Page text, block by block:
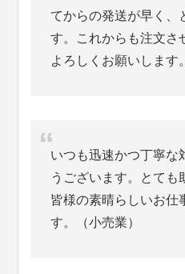
てからの発送が早く、
す。これからも注文さ
よろしくお願いします
いつも迅速かつ丁寧な
うございます。とても
皆様の素晴らしいお仕
す。（小売業）